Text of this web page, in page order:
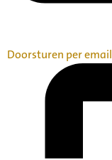
Doorsturen per email